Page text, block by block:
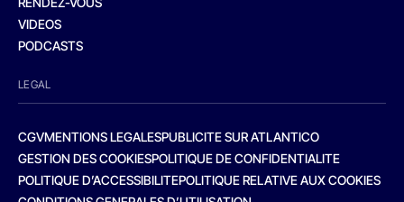
VIDEOS
PODCASTS
LEGAL
CGVMENTIONS LEGALESPUBLICITE SUR ATLANTICO
GESTION DES COOKIESPOLITIQUE DE CONFIDENTIALITE
POLITIQUE D’ACCESSIBILITEPOLITIQUE RELATIVE AUX COOKIES